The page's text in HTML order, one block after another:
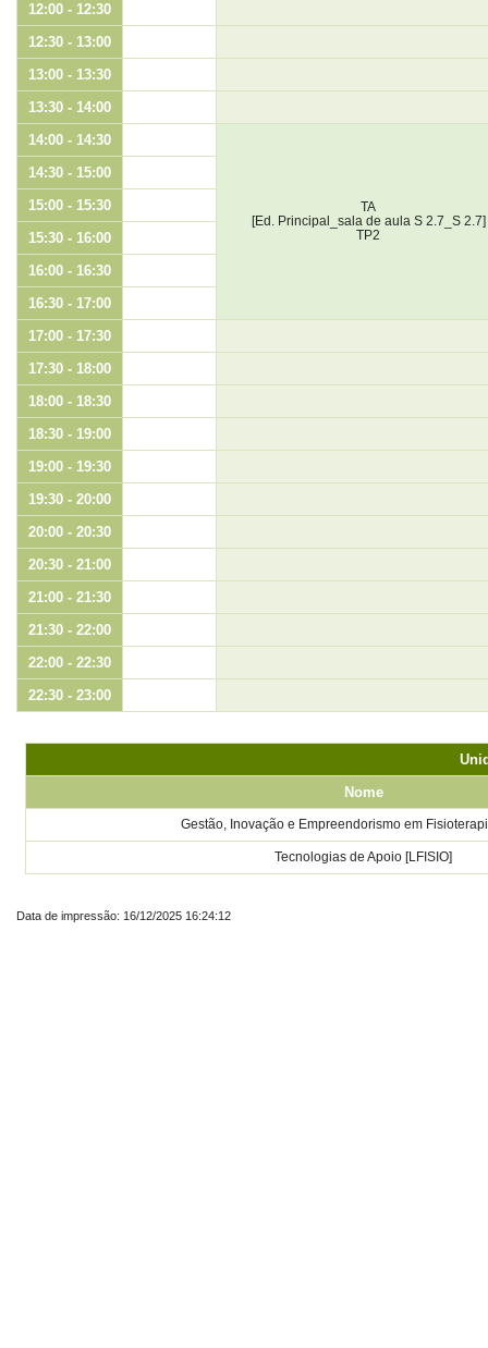
12:00 - 12:30
12:30 - 13:00
13:00 - 13:30
13:30 - 14:00
14:00 - 14:30
TA
[Ed. Principal_sala de aula S 2.7_S 2.7]
TP2
14:30 - 15:00
15:00 - 15:30
15:30 - 16:00
16:00 - 16:30
16:30 - 17:00
17:00 - 17:30
17:30 - 18:00
18:00 - 18:30
18:30 - 19:00
19:00 - 19:30
19:30 - 20:00
20:00 - 20:30
20:30 - 21:00
21:00 - 21:30
21:30 - 22:00
22:00 - 22:30
22:30 - 23:00
Nome
Gestão, Inovação e Empreendorismo em
Tecnologias de Apoio [LFISIO]
Data de impressão: 16/12/2025 16:24:12